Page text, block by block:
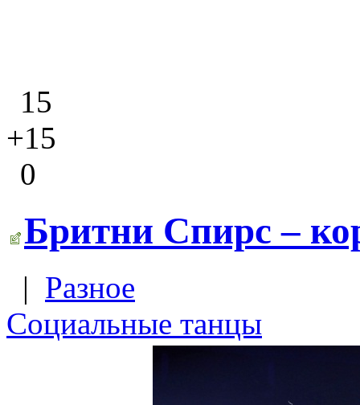
15
+15
0
Бритни Спирс –
| Разное
Социальные танцы